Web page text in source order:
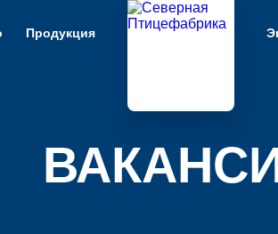
Продукция